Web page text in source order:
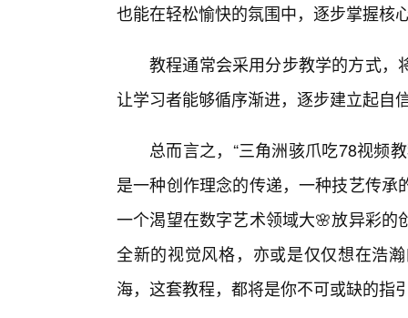
也能在轻松愉快的氛围中，逐步掌握核
教程通常会采用分步教学的方式，
让学习者能够循序渐进，逐步建立起自
总而言之，“三角洲骇爪吃78视频
是一种创作理念的传递，一种技艺传
一个渴望在数字艺术领域大🌸放异彩
全新的视觉风格，亦或是仅仅想在浩
海，这套教程，都将是你不可或缺的指